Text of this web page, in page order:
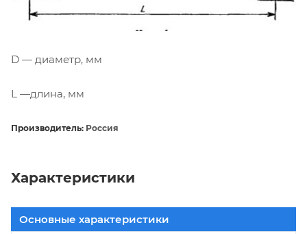
D — диаметр, мм
L —длина, мм
Производитель: Россия
Характеристики
Основные характеристики